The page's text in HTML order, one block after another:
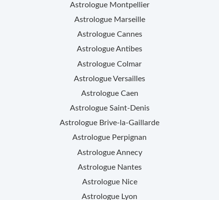
Astrologue Montpellier
Astrologue Marseille
Astrologue Cannes
AstrologueAntibes
Astrologue Colmar
AstrologueVersailles
Astrologue Caen
Astrologue Saint-Denis
Astrologue Brive-la-Gaillarde
Astrologue Perpignan
AstrologueAnnecy
Astrologue Nantes
Astrologue Nice
Astrologue Lyon